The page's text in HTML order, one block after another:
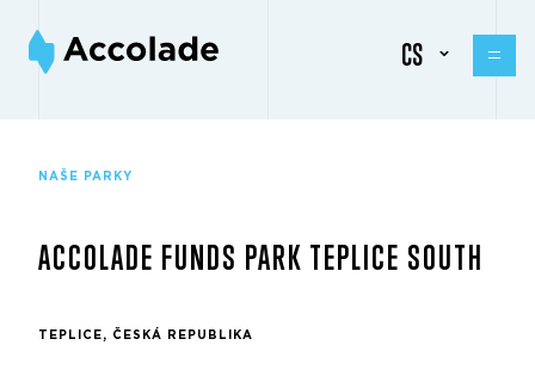
CS
NAŠE PARKY
ACCOLADE FUNDS PARK TEPLICE SOUTH
TEPLICE, ČESKÁ REPUBLIKA